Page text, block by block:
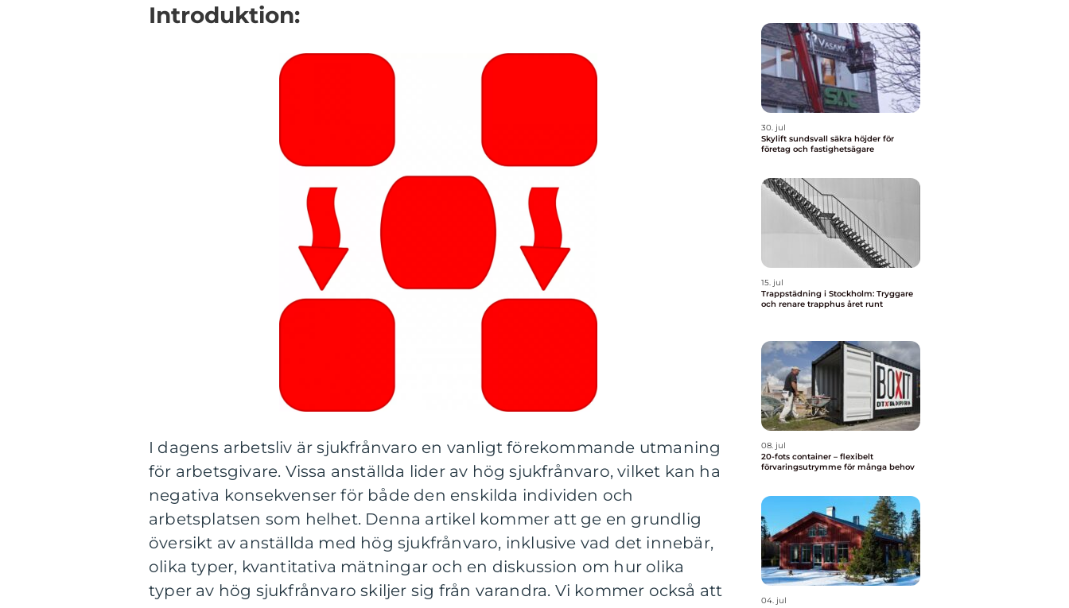
Introduktion:
I dagens arbetsliv är sjukfrånvaro en vanligt förekommande utmaning
för arbetsgivare. Vissa anställda lider av hög sjukfrånvaro, vilket kan ha
negativa konsekvenser för både den enskilda individen och
arbetsplatsen som helhet. Denna artikel kommer att ge en grundlig
översikt av anställda med hög sjukfrånvaro, inklusive vad det innebär,
olika typer, kvantitativa mätningar och en diskussion om hur olika
typer av hög sjukfrånvaro skiljer sig från varandra. Vi kommer också att
30. jul
Skylift sundsvall säkra höjder för
företag och fastighetsägare
15. jul
Trappstädning i Stockholm: Tryggare
och renare trapphus året runt
08. jul
20-fots container – flexibelt
förvaringsutrymme för många behov
04. jul